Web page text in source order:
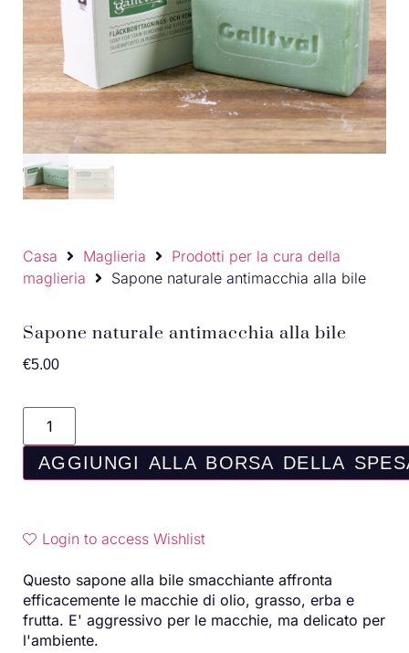
Casa Maglieria
Prodotti per la cura della
maglieria
Sapone naturale antimacchia alla bile
Sapone naturale antimacchia alla bile
€5.00
AGGIUNGI ALLA BORSA DELLA
Login to access Wishlist
Questo sapone alla bile smacchiante affronta
efficacemente le macchie di olio, grasso, erba e
frutta. E' aggressivo per le macchie, ma delicato per
l'ambiente.